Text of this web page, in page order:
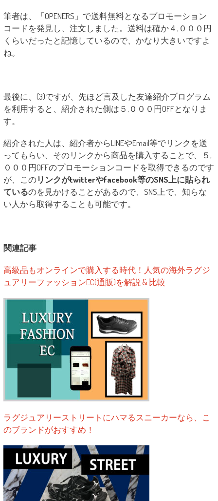
筆者は、「OPENERS」で送料無料となるプロモーション
コードを発見し、注文しました。送料は確か４,０００円
くらいだったと記憶しているので、かなり大きいですよ
ね。
最後に、(3)ですが、先ほど言及した友達紹介プログラム
を利用すると、紹介された側は５,０００円OFFとなりま
す。
紹介された人は、紹介者からLINEやEmail等でリンクを送
ってもらい、そのリンクから商品を購入することで、５,
０００円OFFのプロモーションコードを取得できるのです
が、このリンクがtwitterやfacebook等のSNS上に貼られ
ているのを見かけることがあるので、SNS上で、知らな
い人から取得することも可能です。
関連記事
高級品もオンラインで購入する時代！人気の海外ラグジ
ュアリーファッションEC(通販)を解説 & 比較
ラグジュアリーストリートにハマるスニーカーなら、こ
のブランドがおすすめ！